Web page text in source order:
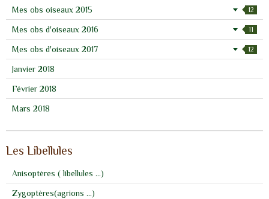
Mes obs oiseaux 2015 12
Mes obs d'oiseaux 2016 11
Mes obs d'oiseaux 2017 12
Janvier 2018
Février 2018
Mars 2018
Les Libellules
Anisoptères ( libellules ...)
Zygoptères(agrions ...)